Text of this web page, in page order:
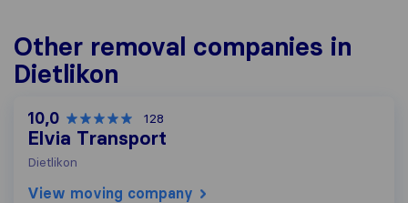
Other removal companies in
Dietlikon
10,0 128
Elvia Transport
Dietlikon
View moving company